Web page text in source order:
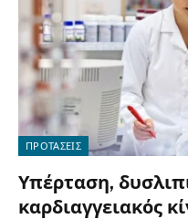
ΠΡΟΤΑΣΕΙΣ
Υπέρταση,
καρδιαγγειακός